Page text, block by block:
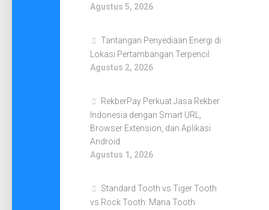
Agustus 5, 2026
Tantangan Penyediaan Energi di
Lokasi Pertambangan Terpencil
Agustus 2, 2026
RekberPay Perkuat Jasa Rekber
Indonesia dengan Smart URL,
Browser Extension, dan Aplikasi
Android
Agustus 1, 2026
Standard Tooth vs Tiger Tooth
vs Rock Tooth: Mana Tooth